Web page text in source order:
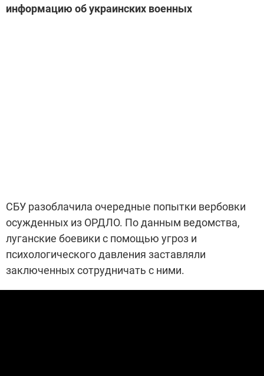
информацию об украинских военных
СБУ разоблачила очередные попытки вербовки
осужденных из ОРДЛО. По данным ведомства,
луганские боевики с помощью угроз и
психологического давления заставляли
заключенных сотрудничать с ними.